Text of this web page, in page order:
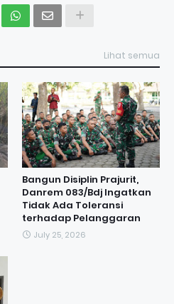
Lihat semua
Bangun Disiplin Prajurit,
Danrem 083/Bdj Ingatkan
Tidak Ada Toleransi
terhadap Pelanggaran
July 25, 2026